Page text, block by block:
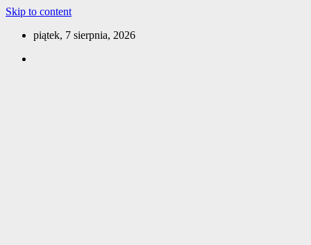
Skip to content
piątek, 7 sierpnia, 2026